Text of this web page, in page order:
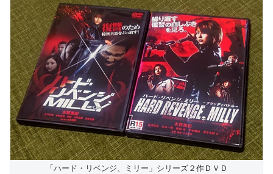
「ハード・リベンジ、ミリー」シリーズ２作ＤＶＤ